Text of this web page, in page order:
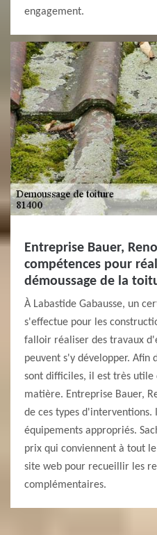
engagement.
Entreprise Bauer,
compétences pour
démoussage de la
À Labastide Gabausse, un
s'effectue pour les
falloir réaliser des travaux
peuvent s'y développer. Afin
sont difficiles, il est très utile
matière. Entreprise Bauer,
de ces types d'interventions.
équipements appropriés.
prix qui conviennent à tout
site web pour recueillir les
complémentaires.